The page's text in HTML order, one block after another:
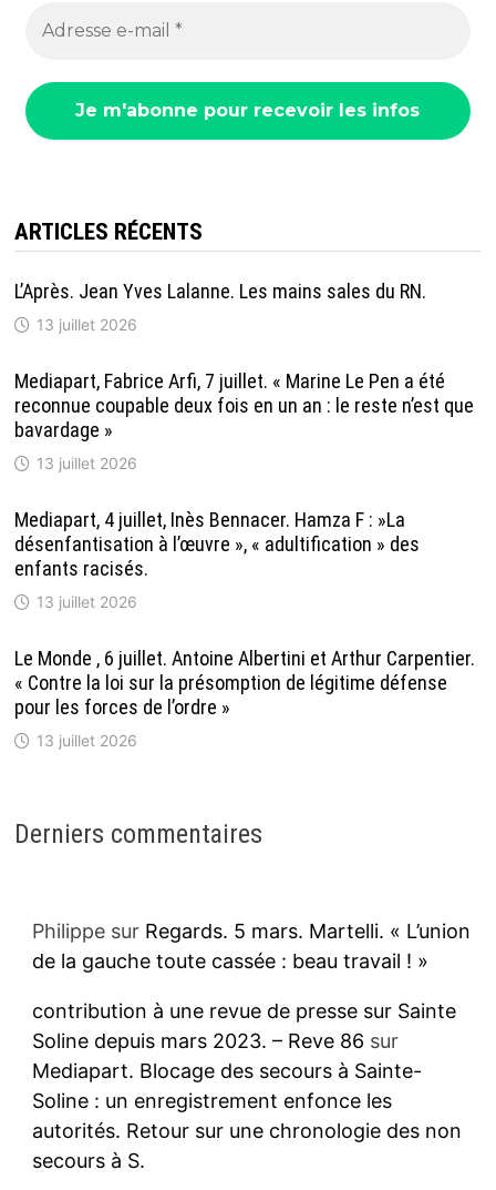
ARTICLES RÉCENTS
L’Après. Jean Yves Lalanne. Les mains sales du RN.
13 juillet 2026
Mediapart, Fabrice Arfi, 7 juillet. « Marine Le Pen a été
reconnue coupable deux fois en un an : le reste n’est que
bavardage »
13 juillet 2026
Mediapart, 4 juillet, Inès Bennacer. Hamza F : »La
désenfantisation à l’œuvre », « adultification » des
enfants racisés.
13 juillet 2026
Le Monde , 6 juillet. Antoine Albertini et Arthur Carpentier.
« Contre la loi sur la présomption de légitime défense
pour les forces de l’ordre »
13 juillet 2026
Derniers commentaires
Philippesur Regards. 5 mars. Martelli. « L’union
de la gauche toute cassée : beau travail ! »
contribution à une revue de presse sur Sainte
Soline depuis mars 2023. – Reve 86 sur
Mediapart. Blocage des secours à Sainte-
Soline : un enregistrement enfonce les
autorités. Retour sur une chronologie des non
secours à S.